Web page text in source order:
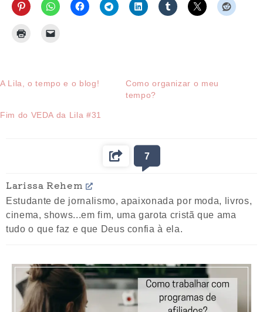
A Lila, o tempo e o blog!
Como organizar o meu
tempo?
Fim do VEDA da Lila #31
7
Larissa Rehem
Estudante de jornalismo, apaixonada por moda, livros,
cinema, shows...em fim, uma garota cristã que ama
tudo o que faz e que Deus confia à ela.